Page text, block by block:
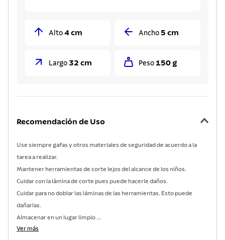
Alto 4 cm Ancho 5 cm
Largo 32 cm Peso 150 g
Recomendación de Uso
Use siempre gafas y otros materiales de seguridad de acuerdo a la
tarea a realizar.
Mantener herramientas de corte lejos del alcance de los niños.
Cuidar con la lámina de corte pues puede hacerle daños.
Cuidar para no doblar las láminas de las herramientas. Esto puede
dañarlas.
Almacenar en un lugar limpio ...
Ver más